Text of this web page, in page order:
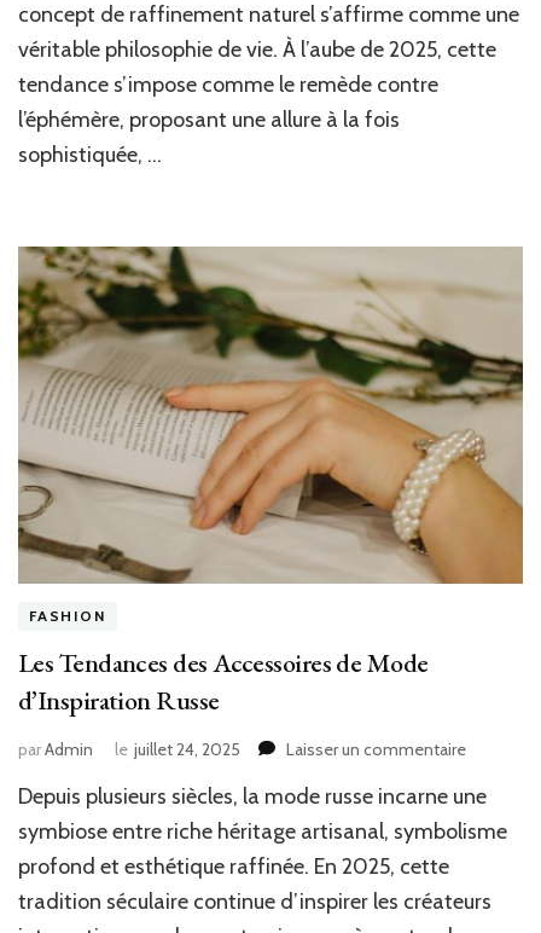
naturel
et
concept de raffinement naturel s’affirme comme une
véritable philosophie de vie. À l’aube de 2025, cette
tendance s’impose comme le remède contre
l’éphémère, proposant une allure à la fois
sophistiquée, …
FASHION
Les Tendances des Accessoires de Mode
d’Inspiration Russe
parAdmin le juillet 24, 2025 Laisser un commentairesur
des
Mode
Depuis plusieurs siècles, la mode russe incarne une
symbiose entre riche héritage artisanal, symbolisme
profond et esthétique raffinée. En 2025, cette
tradition séculaire continue d’inspirer les créateurs